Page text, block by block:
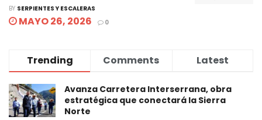
BY SERPIENTES Y ESCALERAS
MAYO 26, 2026 0
Trending Comments Latest
Avanza Carretera Interserrana, obra
estratégica que conectará la Sierra
Norte